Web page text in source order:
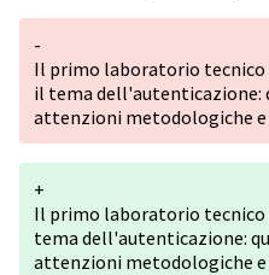
-
Il primo laboratorio tecnico
il tema dell'autenticazione:
attenzioni metodologiche
+
Il primo laboratorio
tema dell'autenticazione:
attenzioni metodologiche